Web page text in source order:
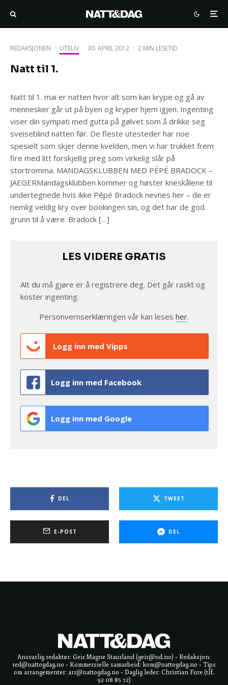
REDAKSJONEN · UTELIV · 30. APRIL 2012 · 2 MIN LESETID
Natt til 1.
Natt til 1. mai er natten hvor alt som kan krype og gå av
mennesker går ut på byen og kryper hjem igjen. Ingenting
viser din sympati med gutta på gølvet som å drikke seg
sveiseblind natten før. De fleste utesteder har noe
spesielt som skjer denne kvelden, men vi har trukket frem
fire med litt forskjellig preg som virkelig slår på
stortromma. MANDAGSKLUBBEN MED PÉPÉ BRADOCK –
JAEGERMandagsklubben kommer og høster kneskålene til
undertegnede hvis ikke Pépé Bradock nevnes her – de er
nemlig veldig kry over bookingen sin, og det har de god
grunn til å være. Bradock […]
LES VIDERE GRATIS
Alt du må gjøre er å registrere deg. Det går raskt og
koster ingenting.
Personvernserklæringen vår kan leses her.
Logg inn med Vipps
Logg inn med Facebook
Logg inn med Google
DEL TWEET
E-POST DEL
Ansvarlig redaktør: Geir Magne Staurland (geir@nd.no) • Redaksjon:
red@nattogdag.no • Kommersielle samarbeid: kom@nattogdag.no • Tips
om arrangementer: arr@nattogdag.no • Daglig leder: Christian Fure (tlf.
92 08 85 72)